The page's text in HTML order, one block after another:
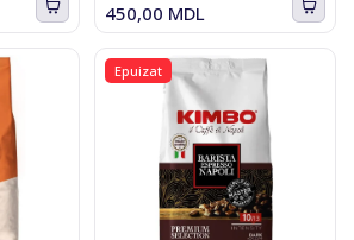
450,00 MDL
Epuizat